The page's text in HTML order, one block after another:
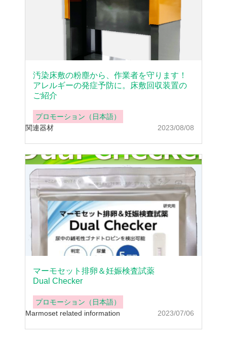
2023/08/08
汚染床敷の粉塵から、作業者を守ります！
アレルギーの発症予防に。床敷回収装置の
ご紹介
プロモーション（日本語）
関連器材
2023/07/06
マーモセット排卵＆妊娠検査試薬
Dual Checker
プロモーション（日本語）
Marmoset related information